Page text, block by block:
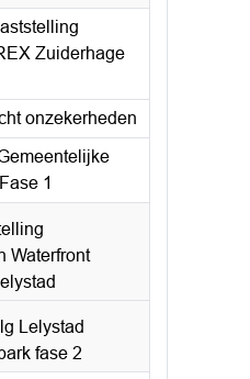
Zuiderhage
onzekerheden
1
Waterfront
Lelystad
fase 2